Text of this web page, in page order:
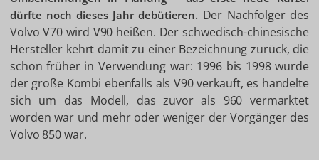
dürfte noch dieses Jahr debütieren. Der Nachfolger des
Volvo V70 wird V90 heißen. Der schwedisch-chinesische
Hersteller kehrt damit zu einer Bezeichnung zurück, die
schon früher in Verwendung war: 1996 bis 1998 wurde
der große Kombi ebenfalls als V90 verkauft, es handelte
sich um das Modell, das zuvor als 960 vermarktet
worden war und mehr oder weniger der Vorgänger des
Volvo 850 war.